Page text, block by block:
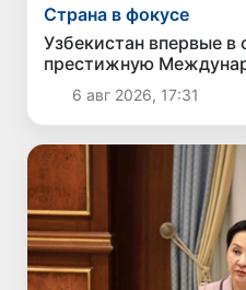
Страна в фокусе
Узбекистан впервые
престижную
информатике IOI 2026
6 авг 2026, 17:31